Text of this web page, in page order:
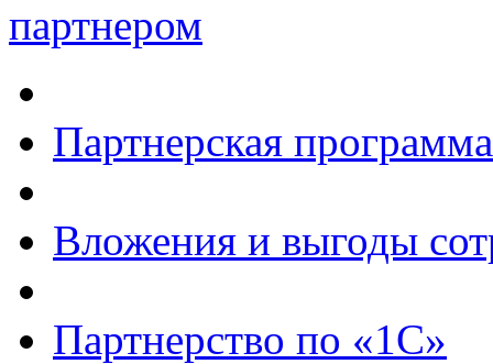
партнером
Партнерская программа
Вложения и выгоды
Партнерство по «1С»